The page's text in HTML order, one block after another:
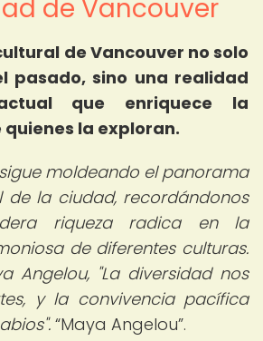
de Vancouver
de Vancouver no solo
pasado, sino una realidad
que enriquece la
la exploran.
moldeando el panorama
de la ciudad, recordándonos
riqueza radica en la
de diferentes culturas.
Angelou, "La diversidad nos
y la convivencia pacífica
Maya Angelou .